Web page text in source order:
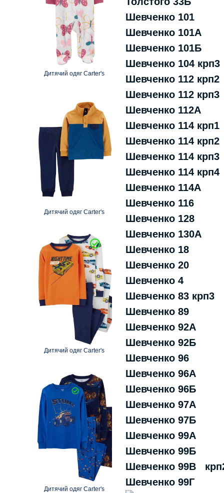
Дитячий одяг Carter's
Дитячий одяг Carter's
Дитячий одяг Carter's
Дитячий одяг Carter's
Шевченко 101
Шевченко 101А
Шевченко 101Б
Шевченко 104 крп3
Шевченко 112 крп2
Шевченко 112 крп3
Шевченко 112А
Шевченко 114 крп1
Шевченко 114 крп2
Шевченко 114 крп3
Шевченко 114 крп4
Шевченко 114А
Шевченко 116
Шевченко 128
Шевченко 130А
Шевченко 18
Шевченко 20
Шевченко 4
Шевченко 83 крп3
Шевченко 89
Шевченко 92А
Шевченко 92Б
Шевченко 96
Шевченко 96А
Шевченко 96Б
Шевченко 97А
Шевченко 97Б
Шевченко 99А
Шевченко 99Б
Шевченко 99В
Шевченко 99Г